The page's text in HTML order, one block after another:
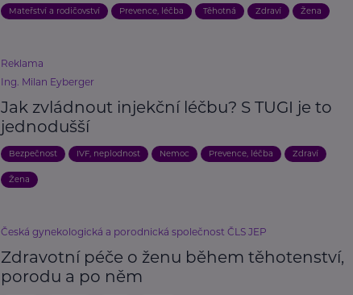
Mateřství a rodičovství Prevence, léčba Těhotná Zdraví Žena
Reklama
Ing. Milan Eyberger
Jak zvládnout injekční léčbu? S TUGI je to
jednodušší
Bezpečnost IVF, neplodnost Nemoc Prevence, léčba Zdraví
Žena
Česká gynekologická a porodnická společnost ČLS JEP
Zdravotní péče o ženu během těhotenství,
porodu a po něm